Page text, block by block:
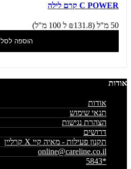
C POWER קרם לילה
50 מ"ל (₪131.8 ל 100 מ"ל)
הוספה לסל
אודות
אודות
תנאי שימוש
הצהרת נגישות
דרושים
תקנון פעילות - מאיה קיי X קרליין
online@careline.co.il
*5843